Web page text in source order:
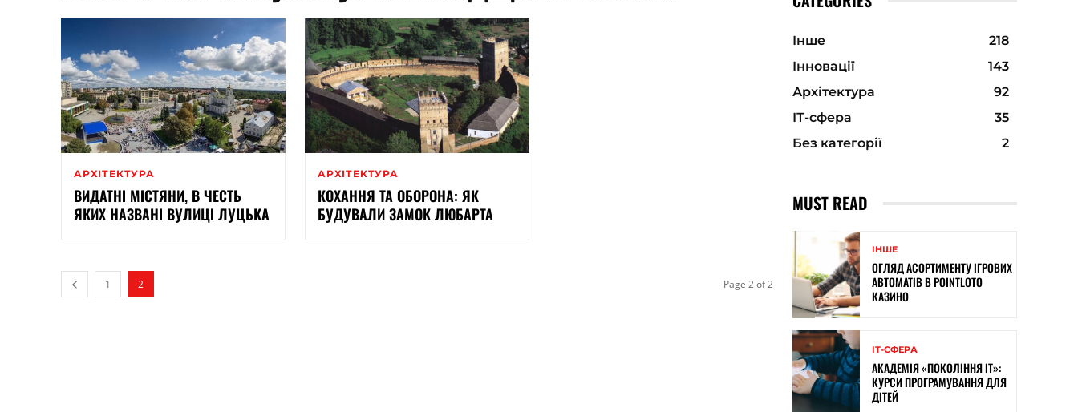
АРХІТЕКТУРА
ВИДАТНІ МІСТЯНИ, В ЧЕСТЬ
ЯКИХ НАЗВАНІ ВУЛИЦІ ЛУЦЬКА
АРХІТЕКТУРА
КОХАННЯ ТА ОБОРОНА: ЯК
БУДУВАЛИ ЗАМОК ЛЮБАРТА
1 2 Page 2 of 2
Інше
218
Інновації
143
Архітектура
92
ІТ-сфера
35
Без категорії
2
MUST READ
ІНШЕ
ОГЛЯД АСОРТИМЕНТУ ІГРОВИХ
АВТОМАТІВ В POINTLOTO
КАЗИНО
ІТ-СФЕРА
АКАДЕМІЯ «ПОКОЛІННЯ ІТ»:
КУРСИ ПРОГРАМУВАННЯ ДЛЯ
ДІТЕЙ